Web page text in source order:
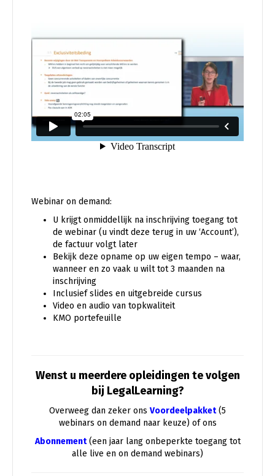
Webinar on demand:
U krijgt onmiddellijk na inschrijving toegang tot
de webinar (u vindt deze terug in uw ‘Account’),
de factuur volgt later
Bekijk deze opname op uw eigen tempo – waar,
wanneer en zo vaak u wilt tot 3 maanden na
inschrijving
Inclusief slides en uitgebreide cursus
Video en audio van topkwaliteit
KMO portefeuille
Wenst u meerdere opleidingen te volgen
bij LegalLearning?
Overweeg dan zeker ons Voordeelpakket(5
webinars on demand naar keuze) of ons
Abonnement(een jaar lang onbeperkte toegang tot
alle live en on demand webinars)